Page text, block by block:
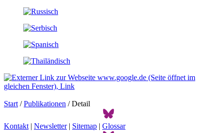
Start /Publikationen / Detail
Kontakt | Newsletter| Sitemap | Glossar